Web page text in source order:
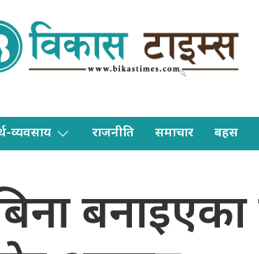
व्यवसाय राजनीति समाचार बहस
बनाइएका